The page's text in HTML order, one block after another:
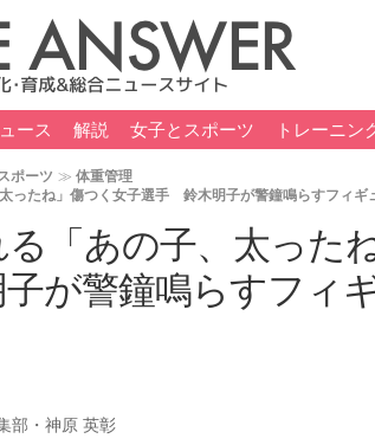
ース 解説 女子とスポーツ トレーニン
ポーツ
体重管理
ったね」傷つく女子選手 鈴木明子が警鐘鳴らすフィギ
「あの子、太った
が警鐘鳴らすフィ
部・神原 英彰